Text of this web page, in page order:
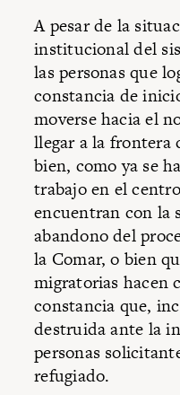
A pesar de la
institucional del
las personas que
constancia de
moverse hacia el
llegar a la frontera
bien, como ya se
trabajo en el
encuentran con la
abandono del
la Comar, o bien
migratorias hacen
constancia que,
destruida ante la
personas
refugiado.